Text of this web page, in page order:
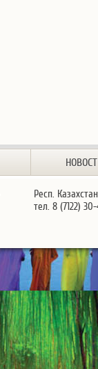
Респ.
тел. 8 (7122)